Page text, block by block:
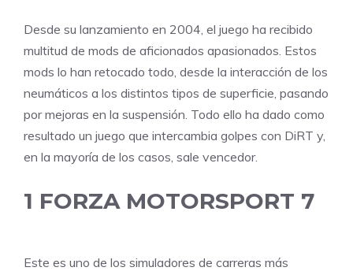
Desde su lanzamiento en 2004, el juego ha recibido
multitud de mods de aficionados apasionados. Estos
mods lo han retocado todo, desde la interacción de los
neumáticos a los distintos tipos de superficie, pasando
por mejoras en la suspensión. Todo ello ha dado como
resultado un juego que intercambia golpes con DiRT y,
en la mayoría de los casos, sale vencedor.
1 FORZA MOTORSPORT 7
Este es uno de los simuladores de carreras más